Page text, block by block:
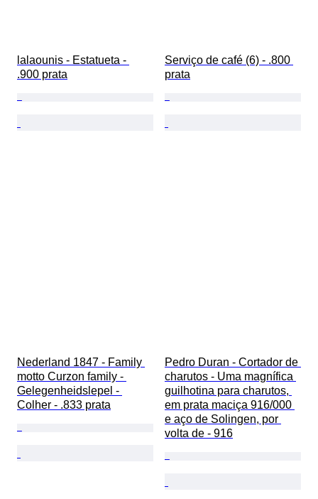
lalaounis - Estatueta -
.900 prata
Serviço de café (6) - .800
prata
Nederland 1847 - Family
motto Curzon family -
Gelegenheidslepel -
Colher - .833 prata
Pedro Duran - Cortador de
charutos - Uma magnífica
guilhotina para charutos,
em prata maciça 916/000
e aço de Solingen, por
volta de - 916